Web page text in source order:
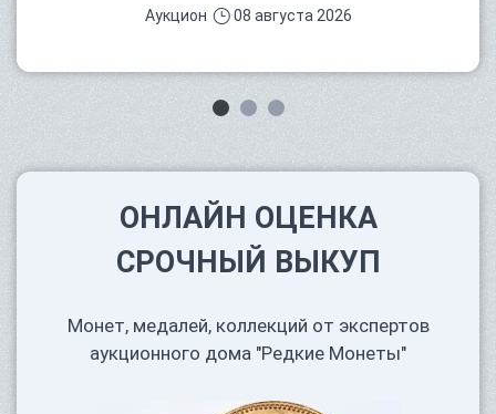
Аукцион 08 августа 2026
ОНЛАЙН ОЦЕНКА
СРОЧНЫЙ ВЫКУП
Монет, медалей, коллекций от экспертов
аукционного дома "Редкие Монеты"